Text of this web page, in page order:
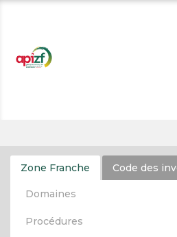
Zone Franche Code des
Domaines
Procédures